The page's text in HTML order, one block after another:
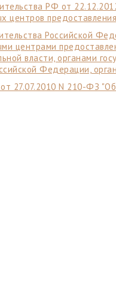
РФ от
центров
Российской
центрами
власти, органами
Федерации,
27.07.2010 N 210-ФЗ